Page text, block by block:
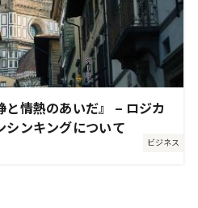
ビジネス
と情熱のあいだ』 – ロジカ
シンキングについて